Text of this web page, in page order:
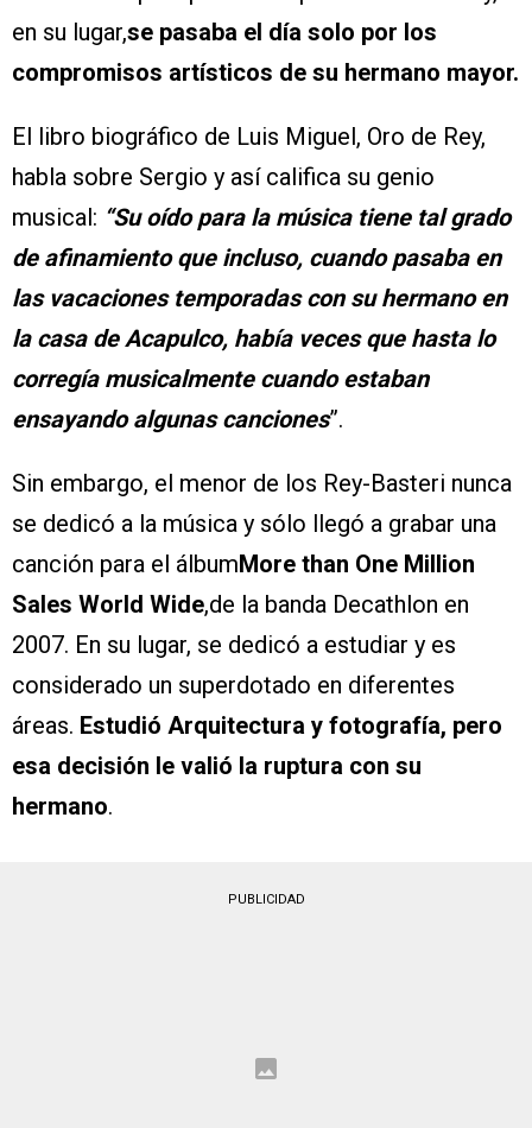
en su lugar,se pasaba el día solo por los
compromisos artísticos de su hermano mayor.
El libro biográfico de Luis Miguel, Oro de Rey,
habla sobre Sergio y así califica su genio
musical: “Su oído para la música tiene tal grado
de afinamiento que incluso, cuando pasaba en
las vacaciones temporadas con su hermano en
la casa de Acapulco, había veces que hasta lo
corregía musicalmente cuando estaban
ensayando algunas canciones”.
Sin embargo, el menor de los Rey-Basteri nunca
se dedicó a la música y sólo llegó a grabar una
canción para el álbumMore than One Million
Sales World Wide,de la banda Decathlon en
2007. En su lugar, se dedicó a estudiar y es
considerado un superdotado en diferentes
áreas. Estudió Arquitectura y fotografía, pero
esa decisión le valió la ruptura con su
hermano.
PUBLICIDAD